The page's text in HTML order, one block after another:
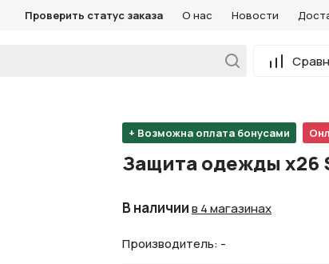
Проверить статус заказа О нас Новости
+ Возможна оплата бонусами
Защита одежды х26
В наличиив 4 магазинах
Производитель: -